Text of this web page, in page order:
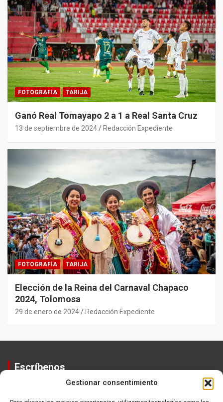
Gestionar consentimiento
FOTOGRAFÍA TARIJA
Ganó Real Tomayapo 2 a 1 a Real Santa Cruz
13 de septiembre de 2024 Redacción Expediente
FOTOGRAFÍA TARIJA
Elección de la Reina del Carnaval Chapaco
2024, Tolomosa
29 de enero de 2024 Redacción Expediente
Escríbenos